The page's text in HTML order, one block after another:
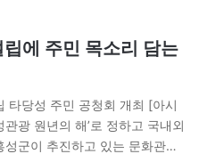
에 주민 목소리 담는
타당성 주민 공청회 개최 [아시
광 원년의 해’로 정하고 국내외
군이 추진하고 있는 문화관광